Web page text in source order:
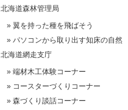
北海道森林管理局
翼を持った種を飛ばそう
パソコンから取り出す知床の自然
北海道網走支庁
端材木工体験コーナー
コースターづくりコーナー
森づくり談話コーナー